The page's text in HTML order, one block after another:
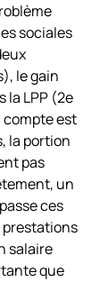
sociales
le gain
la LPP (2e
compte est
la portion
pas
un
ces
prestations
salaire
que